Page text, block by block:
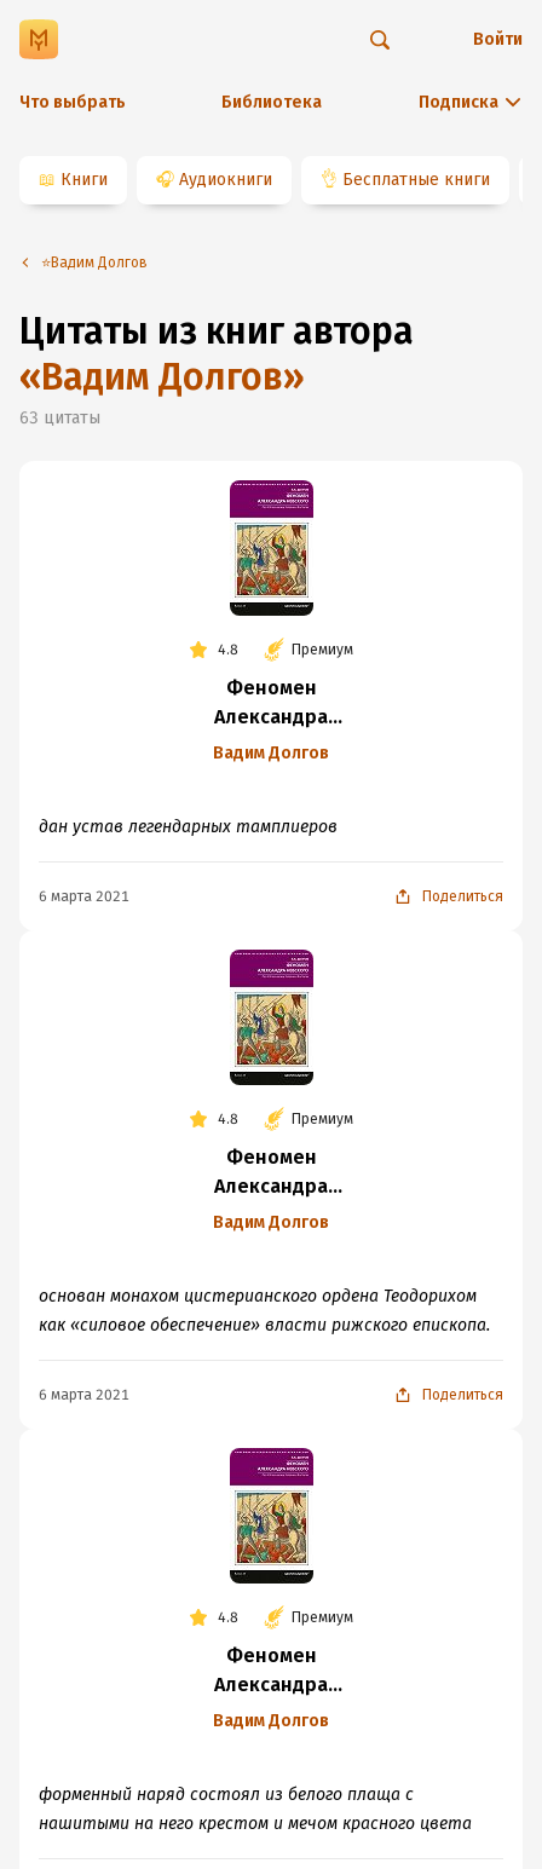
Что выбрать Библиотека Подписка
Войти
📖 Книги 🎧 Аудиокниги 👌 Бесплатные книги
⭐️Вадим Долгов
Цитаты из книг автора
«Вадим Долгов»
63 цитаты
4.8 Премиум
Феномен
Александра
Невского. Русь XIII
Вадим Долгов
дан устав легендарных тамплиеров
6 марта 2021 Поделиться
4.8 Премиум
Феномен
Александра
Невского. Русь XIII
Вадим Долгов
основан монахом цистерианского ордена Теодорихом
как «силовое обеспечение» власти рижского епископа.
6 марта 2021 Поделиться
4.8 Премиум
Феномен
Александра
Невского. Русь XIII
Вадим Долгов
форменный наряд состоял из белого плаща с
нашитыми на него крестом и мечом красного цвета